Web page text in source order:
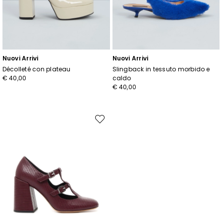
Nuovi Arrivi
Décolleté con plateau
€ 40,00
Nuovi Arrivi
Slingback in tessuto morbido e
caldo
€ 40,00
Sposta